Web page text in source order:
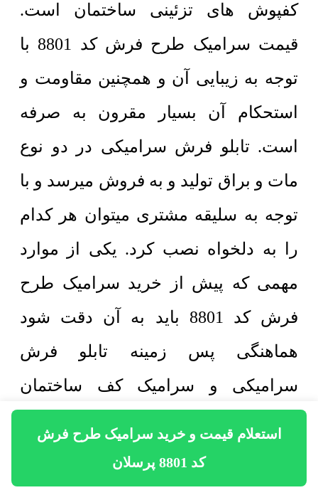
استعلام قیمت و خرید سرامیک طرح فرش
کد 8801 پرسلان
کفپوش های تزئینی ساختمان است.
قیمت سرامیک طرح فرش کد 8801 با
توجه به زیبایی آن و همچنین مقاومت و
استحکام آن بسیار مقرون به صرفه
است. تابلو فرش سرامیکی در دو نوع
مات و براق تولید و به فروش میرسد و با
توجه به سلیقه مشتری میتوان هر کدام
را به دلخواه نصب کرد. یکی از موارد
مهمی که پیش از خرید سرامیک طرح
فرش کد 8801 باید به آن دقت شود
هماهنگی پس زمینه تابلو فرش
سرامیکی و سرامیک کف ساختمان
سرامیک طرح فرش باید با طرح پس
زمینه سرامیک کف یکسان باشد. به